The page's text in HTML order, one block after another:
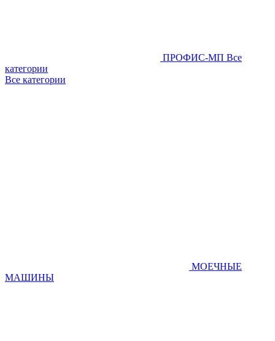
ПРОФИС-МП Все
категории
Все категории
МОЕЧНЫЕ
МАШИНЫ